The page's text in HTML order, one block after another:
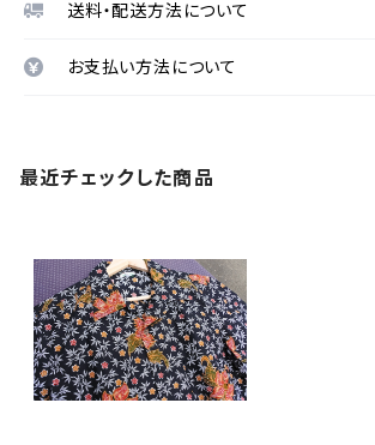
送料・配送方法について
お支払い方法について
最近チェックした商品